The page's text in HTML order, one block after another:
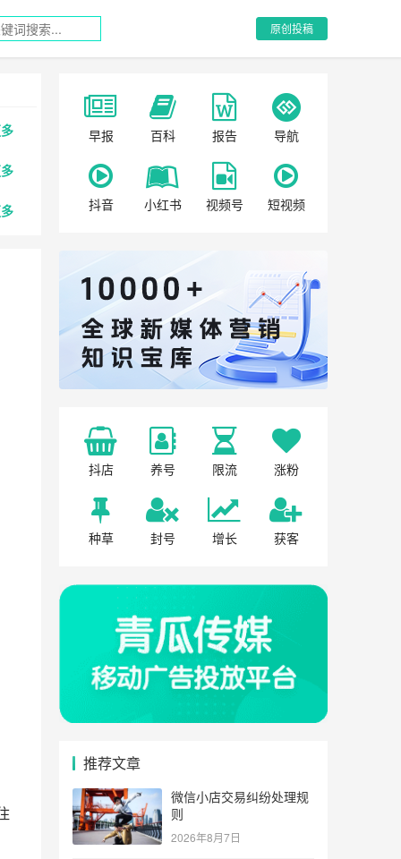
原创投稿
早报 百科 报告 导航
抖音 小红书 视频号 短视频
抖店 养号 限流 涨粉
种草 封号 增长 获客
推荐文章
微信小店交易纠纷处理规
则
2026年8月7日